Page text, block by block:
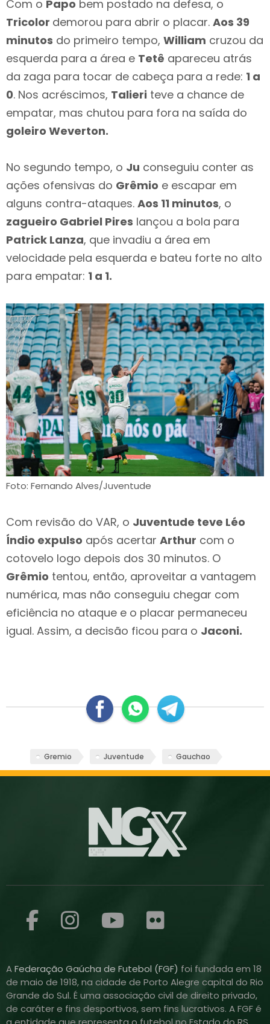
Com o Papo bem postado na defesa, o
Tricolor demorou para abrir o placar. Aos 39
minutos do primeiro tempo, William cruzou da
esquerda para a área e Tetê apareceu atrás
da zaga para tocar de cabeça para a rede: 1 a
0. Nos acréscimos, Talieri teve a chance de
empatar, mas chutou para fora na saída do
goleiro Weverton.
No segundo tempo, o Ju conseguiu conter as
ações ofensivas do Grêmio e escapar em
alguns contra-ataques. Aos 11 minutos, o
zagueiro Gabriel Pires lançou a bola para
Patrick Lanza, que invadiu a área em
velocidade pela esquerda e bateu forte no alto
para empatar: 1 a 1.
Foto: Fernando Alves/Juventude
Com revisão do VAR, o Juventude teve Léo
Índio expulso após acertar Arthur com o
cotovelo logo depois dos 30 minutos. O
Grêmio tentou, então, aproveitar a vantagem
numérica, mas não conseguiu chegar com
eficiência no ataque e o placar permaneceu
igual. Assim, a decisão ficou para o Jaconi.
Gremio Juventude Gauchao
AFederação Gaúcha de Futebol (FGF) foi fundada em 18
de maio de 1918, na cidade de Porto Alegre capital do Rio
Grande do Sul. É uma associação civil de direito privado,
de caráter e fins desportivos, sem fins lucrativos. A FGF é